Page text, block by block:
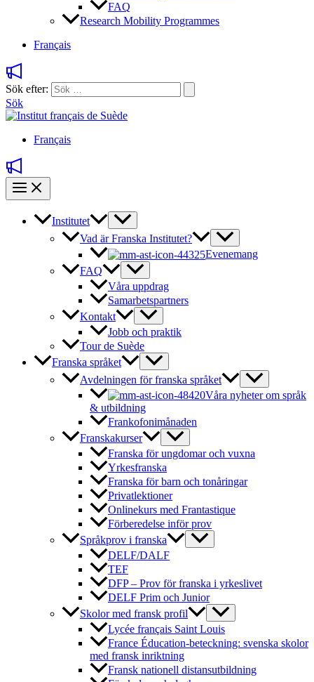
FAQ
Research Mobility Programmes
Français
Sök efter:
Sök
Français
Institutet
Vad är Franska Institutet?
Evenemang
FAQ
Våra uppdrag
Samarbetspartners
Kontakt
Jobb och praktik
Tour de Suède
Franska språket
Avdelningen för franska språket
Våra nyheter om språk
& utbildning
Frankofonimånaden
Franskakurser
Franska för ungdomar och vuxna
Yrkesfranska
Franska för barn och tonåringar
Privatlektioner
Onlinekurs med Frantastique
Förberedelse inför prov
Språkprov i franska
DELF/DALF
TEF
DFP – Prov för franska i yrkeslivet
DELF Prim och Junior
Skolor med fransk profil
Lycée français Saint Louis
France Éducation-beteckning: svenska skolor
med fransk inriktning
Fransk nationell distansutbildning